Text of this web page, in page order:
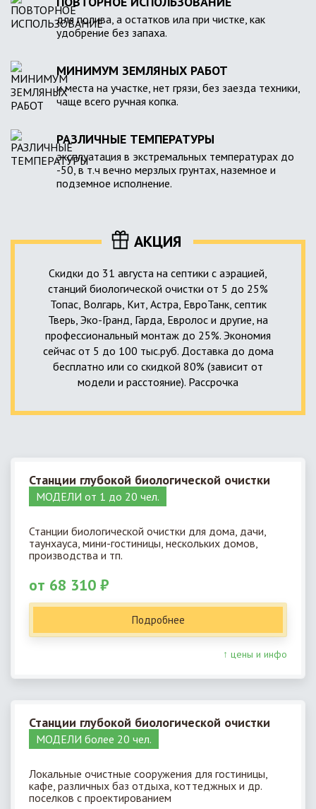
для полива, а остатков ила при чистке, как
удобрение без запаха.
МИНИМУМ ЗЕМЛЯНЫХ РАБОТ
и места на участке, нет грязи, без заезда техники,
чаще всего ручная копка.
РАЗЛИЧНЫЕ ТЕМПЕРАТУРЫ
эксплуатация в экстремальных температурах до
-50, в т.ч вечно мерзлых грунтах, наземное и
подземное исполнение.
АКЦИЯ
Скидки до 31 августа на септики с аэрацией,
станций биологической очистки от 5 до 25%
Топас, Волгарь, Кит, Астра, ЕвроТанк, септик
Тверь, Эко-Гранд, Гарда, Евролос и другие, на
профессиональный монтаж до 25%. Экономия
сейчас от 5 до 100 тыс.руб. Доставка до дома
бесплатно или со скидкой 80% (зависит от
модели и расстояние). Рассрочка
Станции глубокой биологической очистки
МОДЕЛИ от 1 до 20 чел.
Станции биологической очистки для дома, дачи,
таунхауса, мини-гостиницы, нескольких домов,
производства и тп.
от 68 310 ₽
Подробнее
↑ цены и инфо
Станции глубокой биологической очистки
МОДЕЛИ более 20 чел.
Локальные очистные сооружения для гостиницы,
кафе, различных баз отдыха, коттеджных и др.
поселков с проектированием